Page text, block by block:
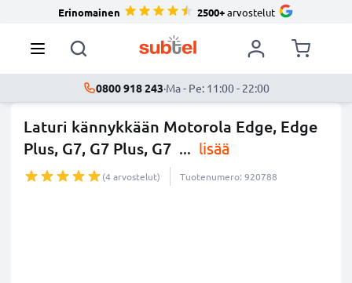
Erinomainen 2500+arvostelut
0800 918 243·Ma - Pe: 11:00 - 22:00
Laturi kännykkään Motorola Edge, Edge
Plus, G7, G7 Plus, G7 ... lisää
(4 arvostelut) Tuotenumero: 920788